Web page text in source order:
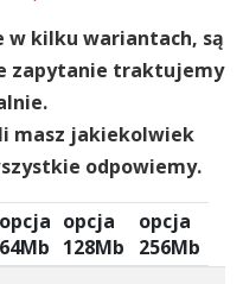
w kilku wariantach, są
zapytanie traktujemy
masz jakiekolwiek
odpowiemy.
opcja
64Mb
opcja
128Mb
opcja
256Mb